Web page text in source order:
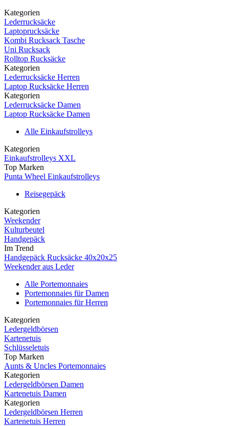
Kategorien
Lederrucksäcke
Laptoprucksäcke
Kombi Rucksack Tasche
Uni Rucksack
Rolltop Rucksäcke
Kategorien
Lederrucksäcke Herren
Laptop Rucksäcke Herren
Kategorien
Lederrucksäcke Damen
Laptop Rucksäcke Damen
Alle Einkaufstrolleys
Kategorien
Einkaufstrolleys XXL
Top Marken
Punta Wheel Einkaufstrolleys
Reisegepäck
Kategorien
Weekender
Kulturbeutel
Handgepäck
Im Trend
Handgepäck Rucksäcke 40x20x25
Weekender aus Leder
Alle Portemonnaies
Portemonnaies für Damen
Portemonnaies für Herren
Kategorien
Ledergeldbörsen
Kartenetuis
Schlüsseletuis
Top Marken
Aunts & Uncles Portemonnaies
Kategorien
Ledergeldbörsen Damen
Kartenetuis Damen
Kategorien
Ledergeldbörsen Herren
Kartenetuis Herren